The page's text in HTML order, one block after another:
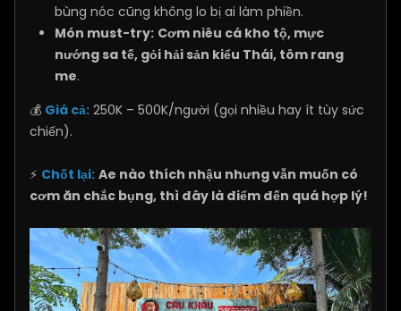
bùng nóc cũng không lo bị ai làm phiền.
Món must-try: Cơm niêu cá kho tộ, mực
nướng sa tế, gỏi hải sản kiểu Thái, tôm rang
me.
💰 Giá cả: 250K – 500K/người (gọi nhiều hay ít tùy sức
chiến).
⚡ Chốt lại: Ae nào thích nhậu nhưng vẫn muốn có
cơm ăn chắc bụng, thì đây là điểm đến quá hợp lý!